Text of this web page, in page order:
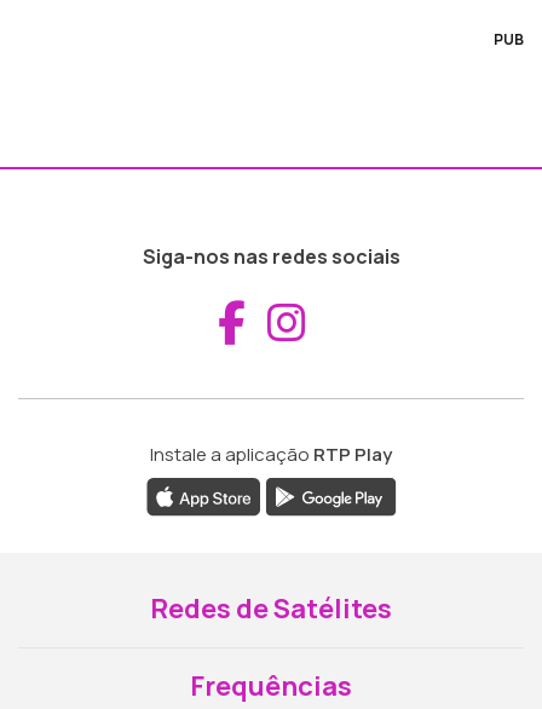
PUB
Siga-nos nas redes sociais
Aceder ao
Instale a aplicação RTP Play
Redes de Satélites
Frequências